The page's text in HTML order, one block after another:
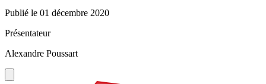
Publié le 01 décembre 2020
Présentateur
Alexandre Poussart